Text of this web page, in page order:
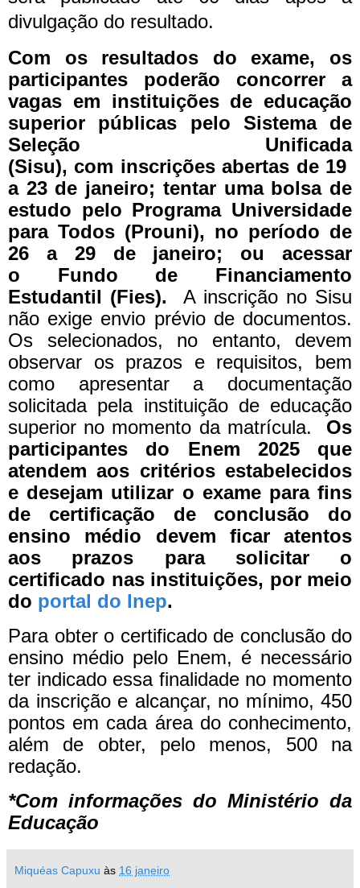
divulgação do resultado.
Com os resultados do exame, os
participantes poderão concorrer a
vagas em instituições de educação
superior públicas pelo Sistema de
Seleção Unificada
(Sisu), com inscrições abertas de 19
a 23 de janeiro; tentar uma bolsa de
estudo pelo Programa Universidade
para Todos (Prouni), no período de
26 a 29 de janeiro; ou acessar
o Fundo de Financiamento
Estudantil (Fies).
A inscrição no Sisu
não exige envio prévio de documentos.
Os selecionados, no entanto, devem
observar os prazos e requisitos, bem
como apresentar a documentação
solicitada pela instituição de educação
superior no momento da matrícula. Os
participantes do Enem 2025 que
atendem aos critérios estabelecidos
e desejam utilizar o exame para fins
de certificação de conclusão do
ensino médio devem ficar atentos
aos prazos para solicitar o
certificado nas instituições, por meio
do portal do Inep.
Para obter o certificado de conclusão do
ensino médio pelo Enem, é necessário
ter indicado essa finalidade no momento
da inscrição e alcançar, no mínimo, 450
pontos em cada área do conhecimento,
além de obter, pelo menos, 500 na
redação.
*Com informações do Ministério da
Educação
Miquéas Capuxu às 16 janeiro